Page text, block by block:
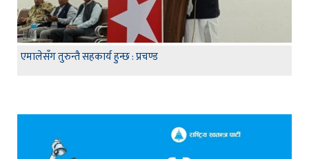
एमालेसँग तुरुन्तै सहकार्य हुन्छ : प्रचण्ड